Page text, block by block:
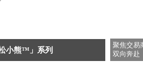
小熊™」系列
聚焦交易
双向奔赴